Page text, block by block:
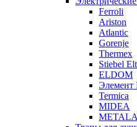
Ferroli
Ariston
Atlantic
Gorenje
Thermex
Stiebel
ELDOM
Элемент
Termica
MIDEA